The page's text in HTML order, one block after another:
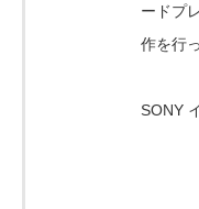
ードプ
作を行
SONY